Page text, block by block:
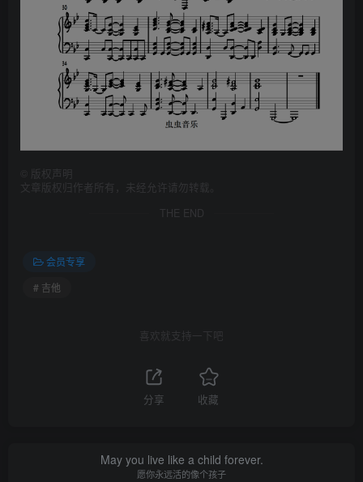
版权声明
文章版权归作者所有，未经允许请勿转载。
THE END
会员专享
# 吉他
喜欢就支持一下吧
分享 收藏
May you live like a child forever.
愿你永远活的像个孩子